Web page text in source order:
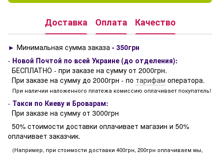
Доставка Оплата Качество
► Минимальная сумма заказа - 350грн
- Новой Почтой по всей Украине (до отделения):
БЕСПЛАТНО - при заказе на сумму от 2000грн.
При заказе на сумму до 2000грн - по тарифам оператора.
При наличии наложенного платежа комиссию оплачивает покупатель!
- Такси по Киеву и Броварам:
При заказе на сумму от 3000грн
50% стоимости доставки оплачивает магазин и 50%
оплачивает заказчик.
(Например, при стоимости доставки 400грн, 200грн оплачиваем мы,